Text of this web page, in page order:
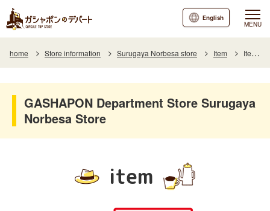
MENU
English
home Store information Surugaya Norbesa store Item Item List
GASHAPON Department Store Surugaya
Norbesa Store
item